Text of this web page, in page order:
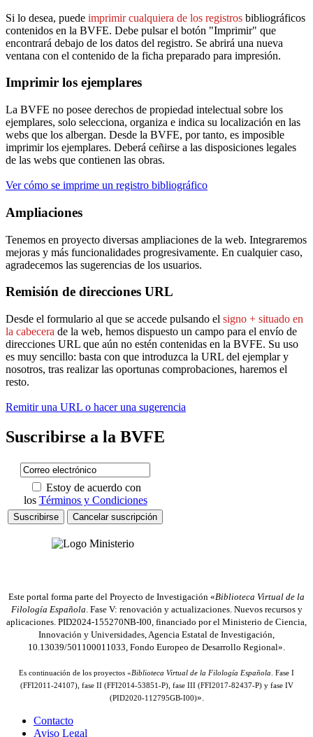
Si lo desea, puede imprimir cualquiera de los registros bibliográficos
contenidos en la BVFE. Debe pulsar el botón "Imprimir" que
encontrará debajo de los datos del registro. Se abrirá una nueva
ventana con el contenido de la ficha preparado para impresión.
Imprimir los ejemplares
La BVFE no posee derechos de propiedad intelectual sobre los
ejemplares, solo selecciona, organiza e indica su localización en las
webs que los albergan. Desde la BVFE, por tanto, es imposible
imprimir los ejemplares. Deberá ceñirse a las disposiciones legales
de las webs que contienen las obras.
Ver cómo se imprime un registro bibliográfico
Ampliaciones
Tenemos en proyecto diversas ampliaciones de la web. Integraremos
mejoras y más funcionalidades progresivamente. En cualquier caso,
agradecemos las sugerencias de los usuarios.
Remisión de direcciones URL
Desde el formulario al que se accede pulsando el signo + situado en
la cabecera de la web, hemos dispuesto un campo para el envío de
direcciones URL que aún no estén contenidas en la BVFE. Su uso
es muy sencillo: basta con que introduzca la URL del ejemplar y
nosotros, tras realizar las oportunas comprobaciones, haremos el
resto.
Remitir una URL o hacer una sugerencia
Suscribirse a la BVFE
Estoy de acuerdo con
los Términos y Condiciones
Este portal forma parte del Proyecto de Investigación «Biblioteca Virtual de la
Filología Española . Fase V: renovación y actualizaciones. Nuevos recursos y
aplicaciones. PID2024-155270NB-I00, financiado por el Ministerio de Ciencia,
Innovación y Universidades, Agencia Estatal de Investigación,
10.13039/501100011033, Fondo Europeo de Desarrollo Regional».
Es continuación de los proyectos «Biblioteca Virtual de la Filología Española . Fase I
(FFI2011-24107), fase II (FFI2014-53851-P), fase III (FFI2017-82437-P) y fase IV
(PID2020-112795GB-I00)».
Contacto
Aviso Legal